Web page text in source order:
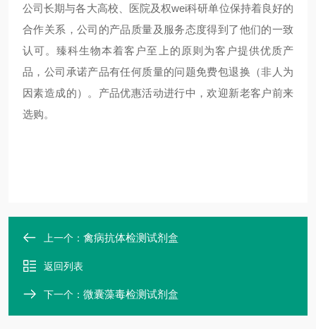
公司长期与各大高校、医院及权wei科研单位保持着良好的
合作关系，公司的产品质量及服务态度得到了他们的一致
认可。臻科生物本着客户至上的原则为客户提供优质产
品，公司承诺产品有任何质量的问题免费包退换（非人为
因素造成的）。产品优惠活动进行中，欢迎新老客户前来
选购。
上一个： 禽病抗体检测试剂盒
返回列表
下一个： 微囊藻毒检测试剂盒